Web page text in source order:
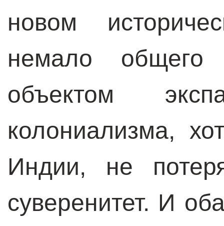
новом
немало
объектом
колониализма,
Индии, не
суверенитет. И